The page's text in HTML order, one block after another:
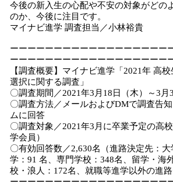
今後の新入生の心配や不安の対象がどの
のか、今後に注目です。
マイナビ進学 調査担当／小林裕貴
ーーーーーーーーーーーーーーーーーー
ーーーーーーーーーーーーーーーーーー
【調査概要】マイナビ進学「2021年 高
選択に関する調査」
〇調査期間／2021年3月18日（木）～3月
〇調査方法／メールおよびDMで調査告
ムに回答
〇調査対象／2021年3月に卒業予定の高
学会員）
〇有効回答数／2,630名（進路決定先：
学：91 名、専門学校：348名、留学・海
校・浪人：172名、就職等進学以外の進路
ーーーーーーーーーーーーーーーーーー